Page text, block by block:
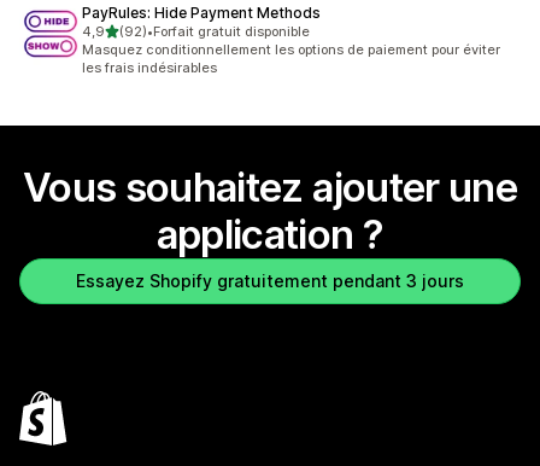
PayRules: Hide Payment Methods
4,9étoile(s) sur 5
(92)
92 avis au total
•Forfait gratuit disponible
Masquez conditionnellement les options de paiement pour éviter
les frais indésirables
Vous souhaitez ajouter une
application ?
Essayez Shopify gratuitement pendant 3 jours